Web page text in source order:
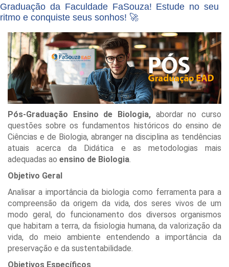
Graduação da Faculdade FaSouza! Estude no seu
ritmo e conquiste seus sonhos! 🚀
Pós-Graduação Ensino de Biologia, abordar no curso
questões sobre os fundamentos históricos do ensino de
Ciências e de Biologia, abranger na disciplina as tendências
atuais acerca da Didática e as metodologias mais
adequadas ao ensino de Biologia
Objetivo Geral
Analisar a importância da biologia como ferramenta para a
compreensão da origem da vida, dos seres vivos de um
modo geral, do funcionamento dos diversos organismos
que habitam a terra, da fisiologia humana, da valorização da
vida, do meio ambiente entendendo a importância da
preservação e da sustentabilidade.
Objetivos Específicos